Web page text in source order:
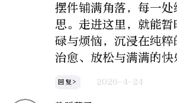
摆件铺满角落，每一处
思。走进这里，就能
碌与烦恼，沉浸在纯
治愈、放松与满满的快
回复> 2026-4-24